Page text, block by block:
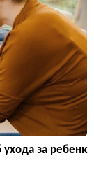
за ребенк